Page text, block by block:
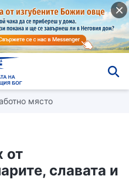
място
от
славата и